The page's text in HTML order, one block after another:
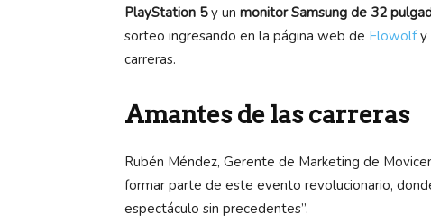
PlayStation 5y un monitor Samsung de 32
sorteo ingresando en la página web de Flowolfy
carreras.
Amantes de las carreras
Rubén Méndez, Gerente de Marketing de
formar parte de este evento revolucionario,
espectáculo sin precedentes”.